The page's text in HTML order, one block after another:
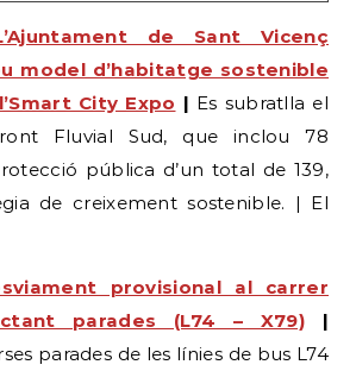
de Sant Vicenç
model d’habitatge sostenible
City Expo | Es subratlla el
Fluvial Sud, que inclou 78
pública d’un total de 139,
de creixement sostenible. | El
provisional al carrer
parades (L74 – X79) |
parades de les línies de bus L74